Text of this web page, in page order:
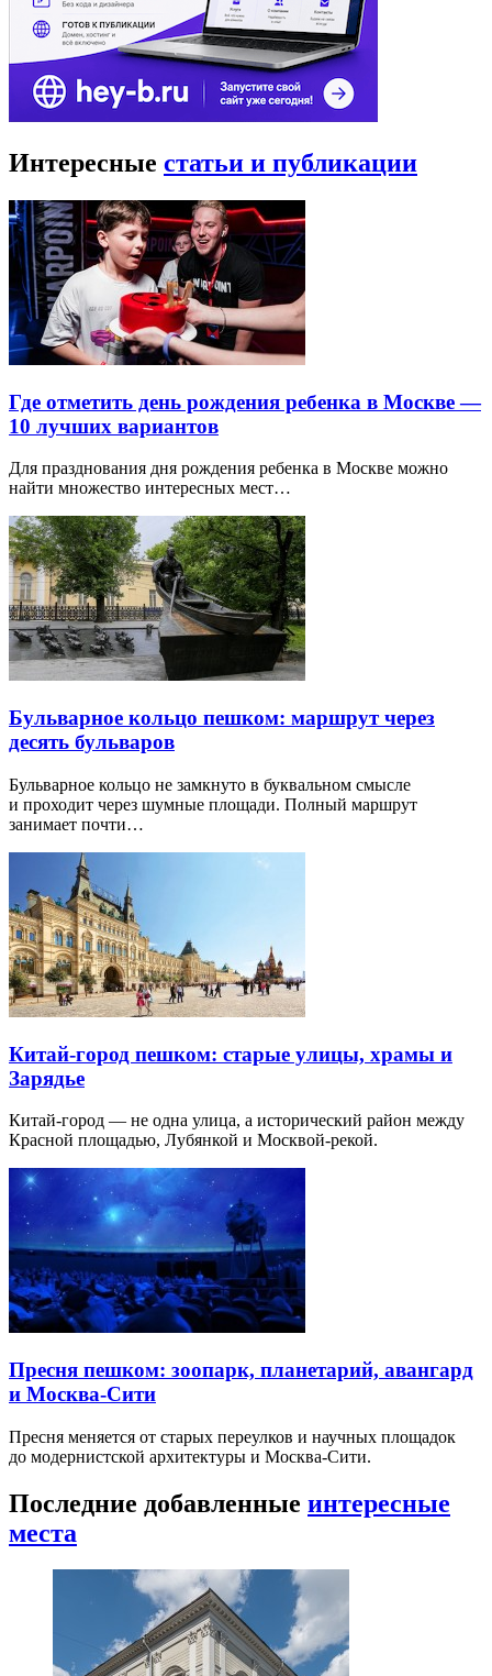
Интересные статьи и публикации
Где отметить день рождения ребенка в Москве —
10 лучших вариантов
Для празднования дня рождения ребенка в Москве можно
найти множество интересных мест…
Бульварное кольцо пешком: маршрут через
десять бульваров
Бульварное кольцо не замкнуто в буквальном смысле
и проходит через шумные площади. Полный маршрут
занимает почти…
Китай-город пешком: старые улицы, храмы и
Зарядье
Китай-город — не одна улица, а исторический район между
Красной площадью, Лубянкой и Москвой-рекой.
Пресня пешком: зоопарк, планетарий, авангард
и Москва-Сити
Пресня меняется от старых переулков и научных площадок
до модернистской архитектуры и Москва-Сити.
Последние добавленные интересные
места